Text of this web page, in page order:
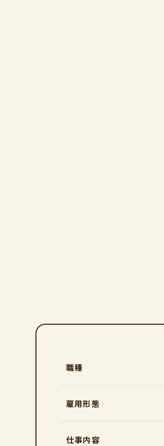
職種
雇用形態
仕事内容